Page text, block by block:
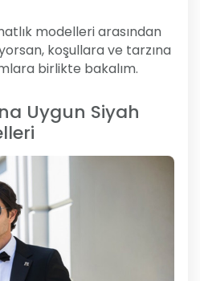
modelleri arasından
koşullara ve tarzına
birlikte bakalım.
Uygun Siyah